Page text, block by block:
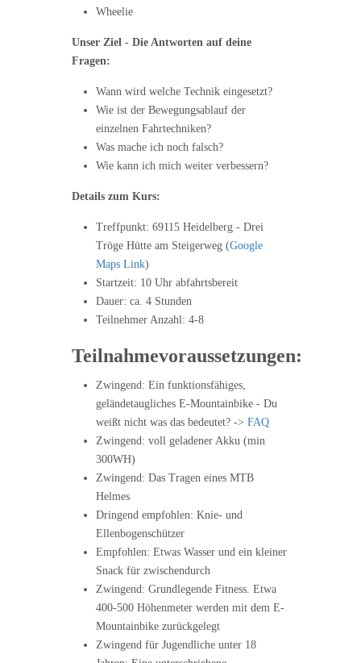
Wheelie
Unser Ziel - Die Antworten auf deine
Fragen:
Wann wird welche Technik eingesetzt?
Wie ist der Bewegungsablauf der
einzelnen Fahrtechniken?
Was mache ich noch falsch?
Wie kann ich mich weiter verbessern?
Details zum Kurs:
Treffpunkt: 69115 Heidelberg - Drei
Tröge Hütte am Steigerweg (Google
Maps Link)
Startzeit: 10 Uhr abfahrtsbereit
Dauer: ca. 4 Stunden
Teilnehmer Anzahl: 4-8
Teilnahmevoraussetzungen:
Zwingend: Ein funktionsfähiges,
geländetaugliches E-Mountainbike - Du
weißt nicht was das bedeutet? -> FAQ
Zwingend: voll geladener Akku (min
300WH)
Zwingend: Das Tragen eines MTB
Helmes
Dringend empfohlen: Knie- und
Ellenbogenschützer
Empfohlen: Etwas Wasser und ein kleiner
Snack für zwischendurch
Zwingend: Grundlegende Fitness. Etwa
400-500 Höhenmeter werden mit dem E-
Mountainbike zurückgelegt
Zwingend für Jugendliche unter 18